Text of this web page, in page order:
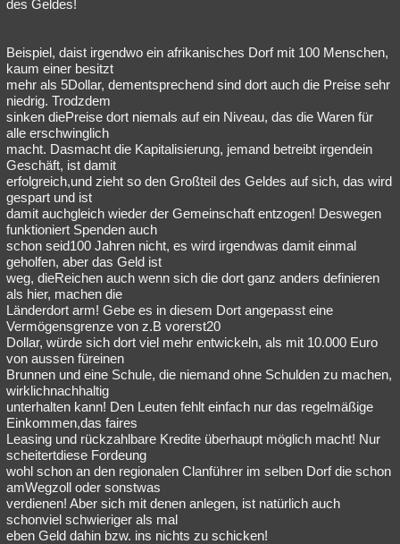
des Geldes!
Beispiel, daist irgendwo ein afrikanisches Dorf mit 100 Menschen,
kaum einer besitzt
mehr als 5Dollar, dementsprechend sind dort auch die Preise sehr
niedrig. Trodzdem
sinken diePreise dort niemals auf ein Niveau, das die Waren für
alle erschwinglich
macht. Dasmacht die Kapitalisierung, jemand betreibt irgendein
Geschäft, ist damit
erfolgreich,und zieht so den Großteil des Geldes auf sich, das wird
gespart und ist
damit auchgleich wieder der Gemeinschaft entzogen! Deswegen
funktioniert Spenden auch
schon seid100 Jahren nicht, es wird irgendwas damit einmal
geholfen, aber das Geld ist
weg, dieReichen auch wenn sich die dort ganz anders definieren
als hier, machen die
Länderdort arm! Gebe es in diesem Dort angepasst eine
Vermögensgrenze von z.B vorerst20
Dollar, würde sich dort viel mehr entwickeln, als mit 10.000 Euro
von aussen füreinen
Brunnen und eine Schule, die niemand ohne Schulden zu machen,
wirklichnachhaltig
unterhalten kann! Den Leuten fehlt einfach nur das regelmäßige
Einkommen,das faires
Leasing und rückzahlbare Kredite überhaupt möglich macht! Nur
scheitertdiese Fordeung
wohl schon an den regionalen Clanführer im selben Dorf die schon
amWegzoll oder sonstwas
verdienen! Aber sich mit denen anlegen, ist natürlich auch
schonviel schwieriger als mal
eben Geld dahin bzw. ins nichts zu schicken!